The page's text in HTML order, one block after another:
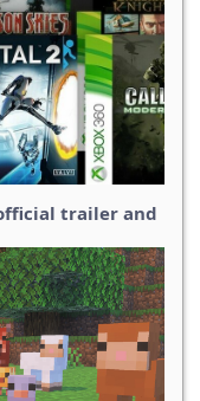
trailer and